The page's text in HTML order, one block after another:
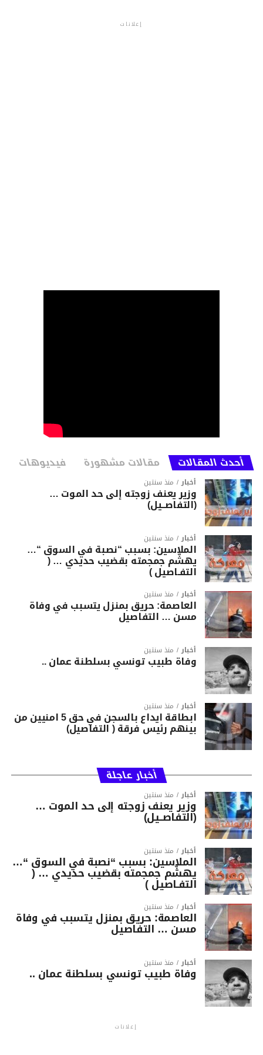
إعلانات
أحدث المقالات مقالات مشهورة فيديوهات
أخبار منذ سنتين
وزير يعنف زوجته إلى حد الموت …
(التفاصــيل)
أخبار منذ سنتين
الملاسين: بسبب “نصبة في السوق “…
يهشّم جمجمته بقضيب حديدي … (
التفـاصيل )
أخبار منذ سنتين
العاصمة: حريق بمنزل يتسبب في وفاة
مسن … التفاصيل
أخبار منذ سنتين
وفاة طبيب تونسي بسلطنة عمان ..
أخبار منذ سنتين
ابطاقة ايداع بالسجن في حق 5 امنيين من
بينهم رئيس فرقة ( التفاصيل)
أخبار عاجلة
أخبار منذ سنتين
وزير يعنف زوجته إلى حد الموت …
(التفاصــيل)
أخبار منذ سنتين
الملاسين: بسبب “نصبة في السوق “…
يهشّم جمجمته بقضيب حديدي … (
التفـاصيل )
أخبار منذ سنتين
العاصمة: حريق بمنزل يتسبب في وفاة
مسن … التفاصيل
أخبار منذ سنتين
وفاة طبيب تونسي بسلطنة عمان ..
إعلانات